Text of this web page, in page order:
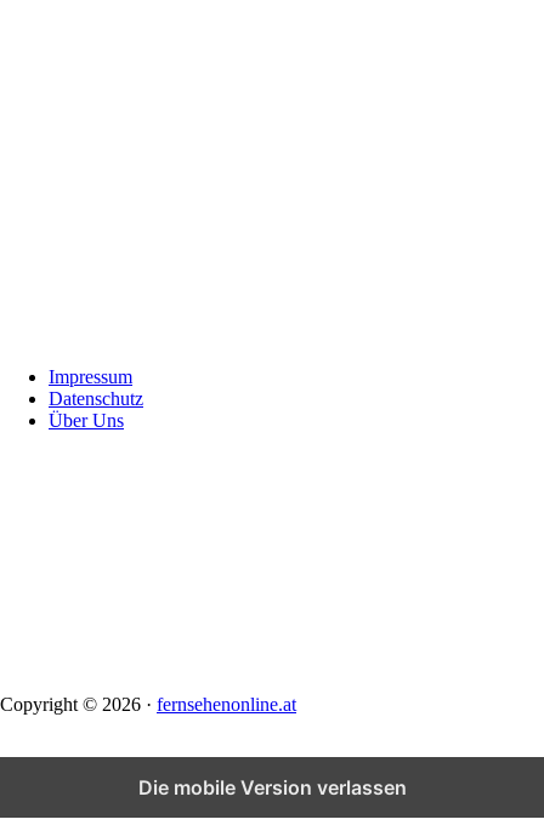
FooterImpressum
Datenschutz
Über Uns
Copyright © 2026 · fernsehenonline.at
Die mobile Version verlassen